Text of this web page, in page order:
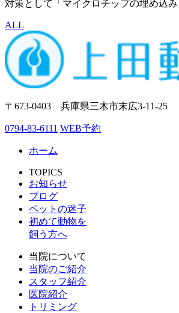
対策として「マイクロチップの埋め込
ALL
〒673-0403 兵庫県三木市末広3-11-25
0794-83-6111 WEB予約
ホーム
TOPICS
お知らせ
ブログ
ペットの迷子
初めて動物を
飼う方へ
当院について
当院のご紹介
スタッフ紹介
医院紹介
トリミング